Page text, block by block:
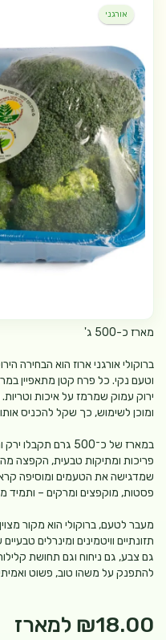
אורגני
מארז כ-500 ג'
ברוקולי אורגני ארוז הוא הבחירה
וטעם נקי. כל פרח קטן מתאפיין
ירוק עמוק שמרמז על איכות
ומוכן לשימוש, כך שקל להכניס
במארז של כ־500 גרם
פריכות ומתיקות טבעית, הקפצה
שמדגישה את הטעמים ומוסיפה
פסטות, מוקפצים ומרקים – ותמיד
מעבר לטעם, ברוקולי הוא מקור
תזונתיים וויטמינים ומינרלים
גם צבע, גם ניחוח וגם תחושת
להתפנק על משהו טוב, פשוט
₪18.00 למארז